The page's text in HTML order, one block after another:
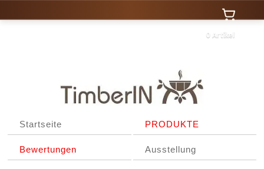
0 Artikel
Startseite PRODUKTE
Bewertungen Ausstellung